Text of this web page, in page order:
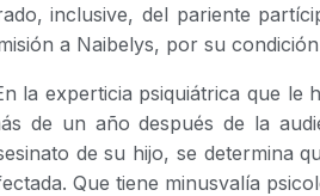
inclusive, del pariente
a Naibelys, por su
la experticia psiquiátrica que le
de un año después de la
de su hijo, se determina
Que tiene minusvalía